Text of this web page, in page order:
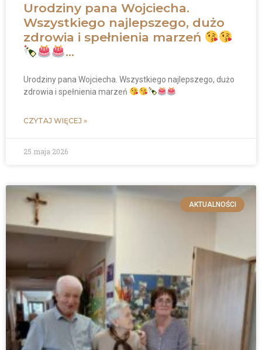
Urodziny pana Wojciecha.
Wszystkiego najlepszego, dużo
zdrowia i spełnienia marzeń
…
Urodziny pana Wojciecha. Wszystkiego najlepszego, dużo
zdrowia i spełnienia marzeń
CZYTAJ WIĘCEJ »
25 maja 2026
AKTUALNOŚCI